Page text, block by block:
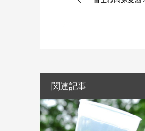
関連記事